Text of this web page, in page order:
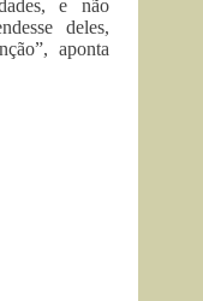
e não
deles,
aponta